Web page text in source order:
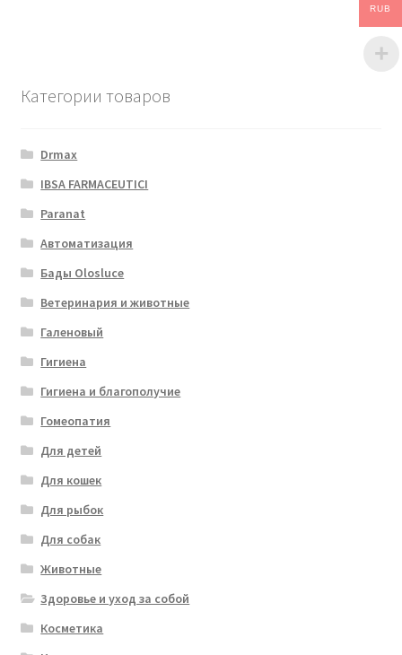
Категории товаров
Drmax
IBSA FARMACEUTICI
Paranat
Автоматизация
Бады Olosluce
Ветеринария и животные
Галеновый
Гигиена
Гигиена и благополучие
Гомеопатия
Для детей
Для кошек
Для рыбок
Для собак
Животные
Здоровье и уход за собой
Косметика
RUB